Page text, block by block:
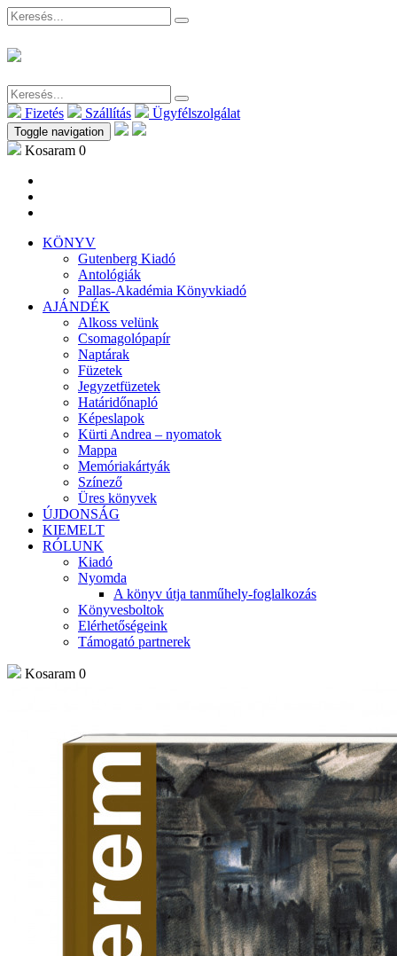
Fizetés Szállítás Ügyfélszolgálat
Toggle navigation
Kosaram 0
KÖNYV
Gutenberg Kiadó
Antológiák
Pallas-Akadémia Könyvkiadó
AJÁNDÉK
Alkoss velünk
Csomagolópapír
Naptárak
Füzetek
Jegyzetfüzetek
Határidőnapló
Képeslapok
Kürti Andrea – nyomatok
Mappa
Memóriakártyák
Színező
Üres könyvek
ÚJDONSÁG
KIEMELT
RÓLUNK
Kiadó
Nyomda
A könyv útja tanműhely-foglalkozás
Könyvesboltok
Elérhetőségeink
Támogató partnerek
Kosaram 0